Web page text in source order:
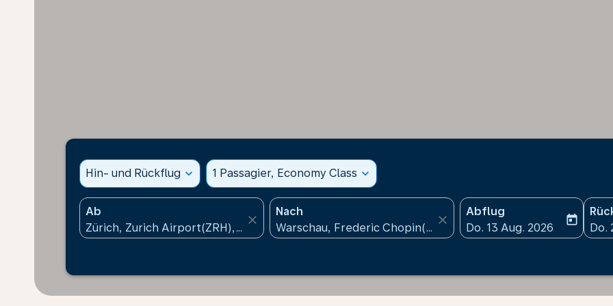
Hin- und Rückflug expand_more 1 Passagier, Economy Class expand_more
Ab
close
Nach
close
Abflug
fc-booking-departure-
Do. 13 Aug. 2026
today
fc-
Do.